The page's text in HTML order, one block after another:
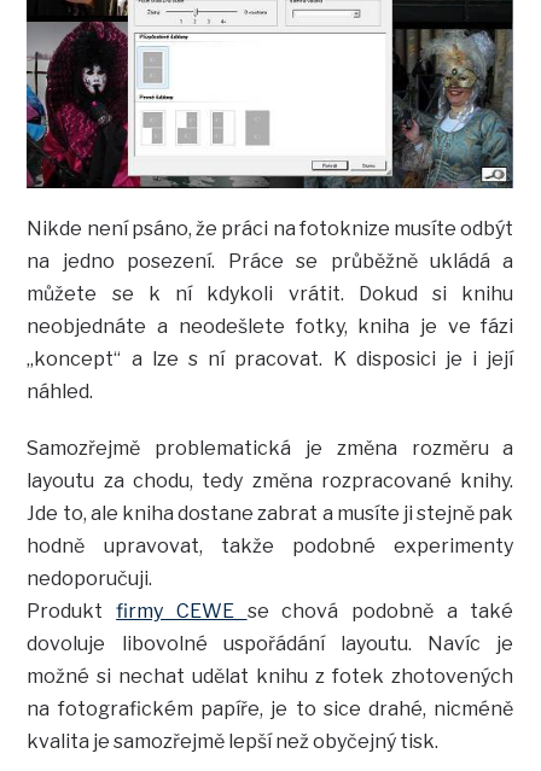
Nikde není psáno, že práci na fotoknize musíte odbýt
na jedno posezení. Práce se průběžně ukládá a
můžete se k ní kdykoli vrátit. Dokud si knihu
neobjednáte a neodešlete fotky, kniha je ve fázi
„koncept“ a lze s ní pracovat. K disposici je i její
náhled.
Samozřejmě problematická je změna rozměru a
layoutu za chodu, tedy změna rozpracované knihy.
Jde to, ale kniha dostane zabrat a musíte ji stejně pak
hodně upravovat, takže podobné experimenty
nedoporučuji.
Produktfirmy CEWE se chová podobně a také
dovoluje libovolné uspořádání layoutu. Navíc je
možné si nechat udělat knihu z fotek zhotovených
na fotografickém papíře, je to sice drahé, nicméně
kvalita je samozřejmě lepší než obyčejný tisk.